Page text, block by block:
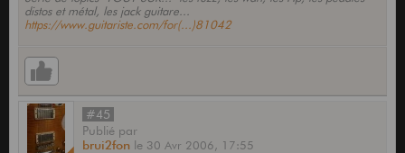
distos et métal, les jack guitare...
https://www.guitariste.com/for(...)81042
#45
Publié par
brui2fon le 30 Avr 2006, 17:55